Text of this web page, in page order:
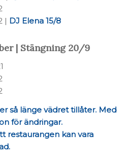
| DJ Elena 15/8
| Stängning 20/9
så länge vädret tillåter. Med
för ändringar.
restaurangen kan vara